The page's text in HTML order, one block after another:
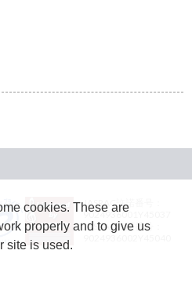
JASRAC許諾番号：
9024936001Y45037
JASRAC許諾番号：
cookies. These are
properly and to give us
site is used.